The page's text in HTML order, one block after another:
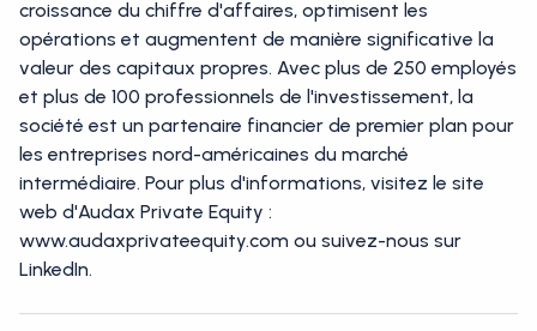
croissance du chiffre d'affaires, optimisent les
opérations et augmentent de manière significative la
valeur des capitaux propres. Avec plus de 250 employés
et plus de 100 professionnels de l'investissement, la
société est un partenaire financier de premier plan pour
les entreprises nord-américaines du marché
intermédiaire. Pour plus d'informations, visitez le site
web d'Audax Private Equity :
www.audaxprivateequity.com ou suivez-nous sur
LinkedIn.